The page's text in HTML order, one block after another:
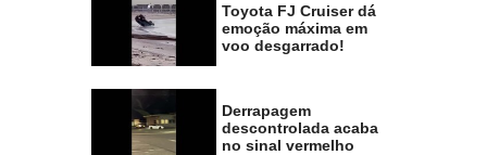
Toyota FJ Cruiser dá
emoção máxima em
voo desgarrado!
Derrapagem
descontrolada acaba
no sinal vermelho